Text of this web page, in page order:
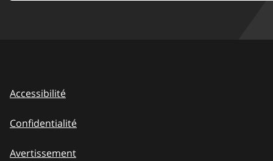
Accessibilité
Confidentialité
Avertissement